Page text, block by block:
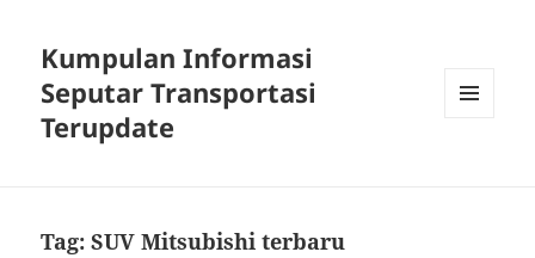
Kumpulan Informasi
Seputar Transportasi
Terupdate
Tag:SUV Mitsubishi terbaru